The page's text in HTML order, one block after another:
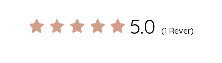
5.0 (1 Rever)